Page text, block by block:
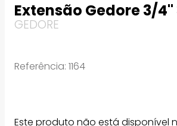
Extensão Gedore 3/4"
GEDORE
Referência: 1164
Este produto não está disponível